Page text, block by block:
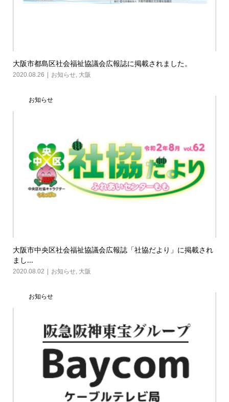
大阪市都島区社会福祉協議会広報誌に掲載されました。
2020.08.26 お知らせ, 大阪
お知らせ
大阪市中央区社会福祉協議会広報誌「社協だより」に掲載され
まし...
2020.08.02 お知らせ, 大阪
お知らせ